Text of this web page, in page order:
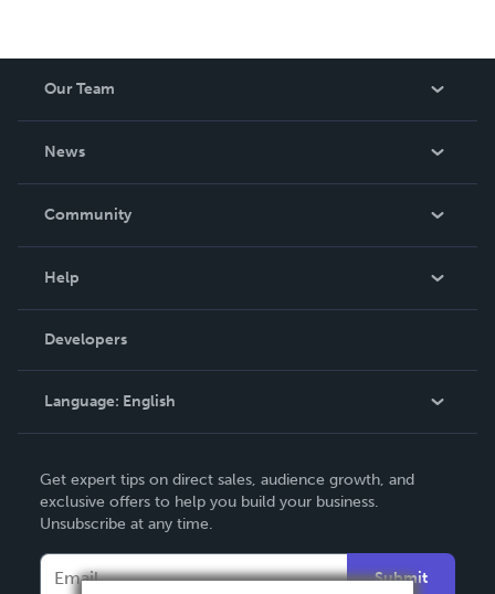
Our Team
News
In The News
Community
Podcast
Help
Order Lookup
Knowledge Base
Contact Support
Developers
Language: English
Deutsch
Français
Italiano
Get expert tips on direct sales, audience growth, and
exclusive offers to help you build your business.
Unsubscribe at any time.
Submit